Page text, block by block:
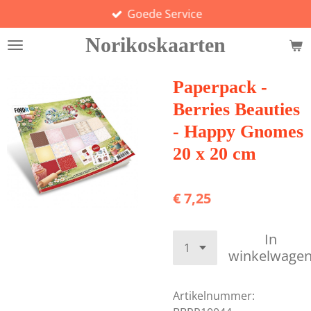
direct
naar
Norikoskaarten
Goede Service
Paperpack -
Berries Beauties
- Happy Gnomes
20 x 20 cm
€ 7,25
In
Artikelnummer: